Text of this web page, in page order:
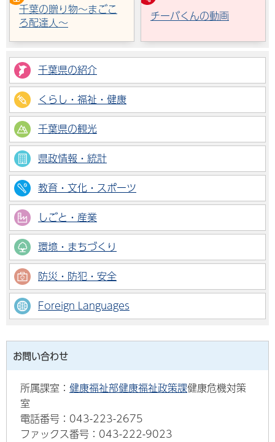
千葉の贈り物～まごこ
ろ配達人～
チーバくんの動画
千葉県の紹介
くらし・福祉・健康
千葉県の観光
県政情報・統計
教育・文化・スポーツ
しごと・産業
環境・まちづくり
防災・防犯・安全
Foreign Languages
お問い合わせ
所属課室： 健康福祉部健康福祉政策課健康危機対策
室
電話番号：043-223-2675
ファックス番号：043-222-9023